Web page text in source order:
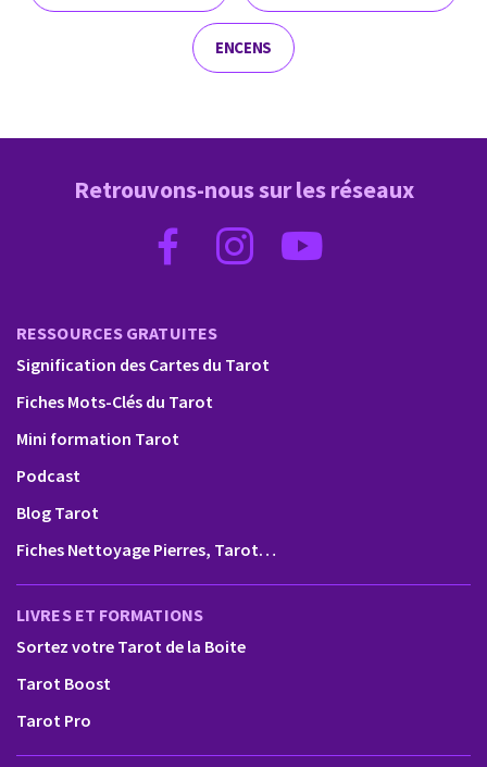
ENCENS
RESSOURCES GRATUITES
Signification des Cartes du Tarot
Fiches Mots-Clés du Tarot
Mini formation Tarot
Podcast
Blog Tarot
Fiches Nettoyage Pierres, Tarot…
LIVRES ET FORMATIONS
Sortez votre Tarot de la Boite
Tarot Boost
Tarot Pro
Retrouvons-nous sur les réseaux